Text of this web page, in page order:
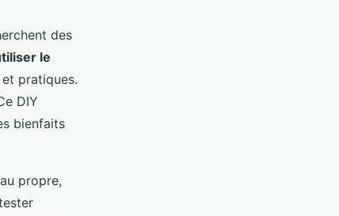
des
le
pratiques.
DIY
bienfaits
propre,